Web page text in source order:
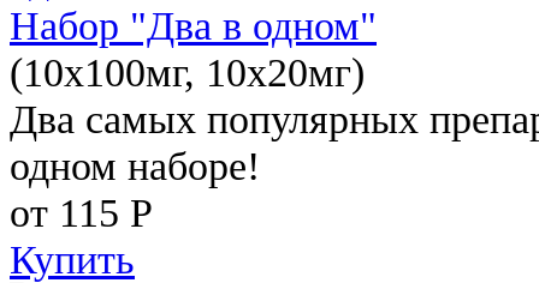
Набор "Два в одном"
(10x100мг, 10x20мг)
Два самых популярных
одном наборе!
от 115 Р
Купить